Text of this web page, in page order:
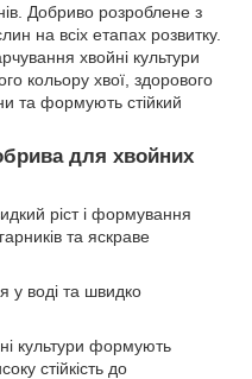
Добриво розроблене з
на всіх етапах розвитку.
хвойні культури
кольору хвої, здорового
та формують стійкий
для хвойних
ріст і формування
та яскраве
у воді та швидко
культури формують
стійкість до